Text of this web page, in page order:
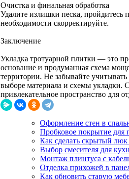
Очистка и финальная обработка
Удалите излишки песка,
необходимости скорректируйте.
Заключение
Укладка тротуарной плитки — это
основание и продуманная схема
территории. Не забывайте
выборе материала и схемы укладки.
привлекательное пространство для
Оформление стен в
Пробковое покрытие
Как сделать скрытый
Выбор смесителя для
Монтаж плинтуса с
Отделка прихожей в
Как обновить старую